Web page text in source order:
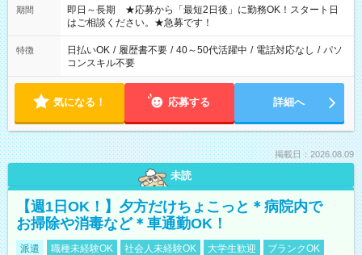
ご希望を教えてください！
期間
即日～長期 ★応募から「最短2日後」に勤務OK！スタート日
はご相談ください。★急募です！
特徴 日払いOK / 履歴書不要 / 40～50代活躍中 / 電話対応なし / パソ
コンスキル不要
気になる！ 応募する 詳細へ
掲載日：2026.08.09
未読
【週1日OK！】夕方だけちょこっと＊病院内で
お掃除や消毒など＊車通勤OK！
派遣 職種未経験OK 社会人未経験OK 大学生歓迎
ブランクOK